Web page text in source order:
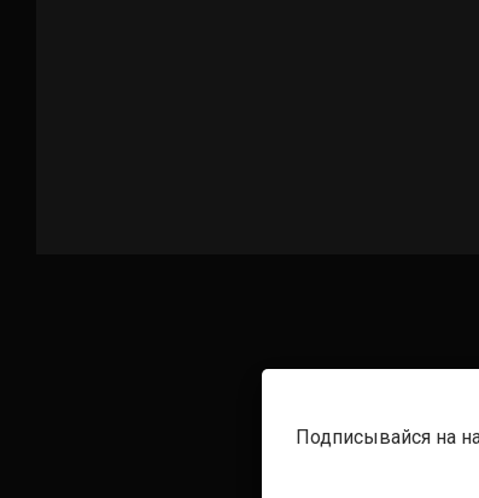
Подписывайся на